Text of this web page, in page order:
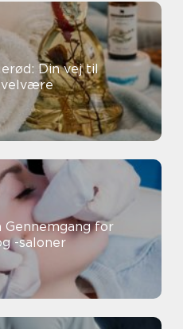
Din vej til
velvære
Gennemgang for
-saloner